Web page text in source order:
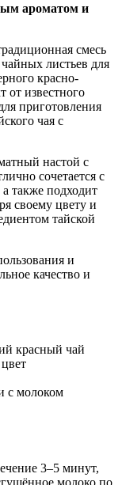
ароматом и
смесь
листьев для
красно-
от известного
приготовления
чая с
настой с
сочетается с
также подходит
своему цвету и
тайской
и
качество и
красный чай
с молоком
3–5 минут,
молоко по